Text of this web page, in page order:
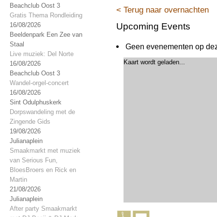
Beachclub Oost 3
Gratis Thema Rondleiding
16/08/2026
Beeldenpark Een Zee van
Staal
Live muziek: Del Norte
16/08/2026
Beachclub Oost 3
Wandel-orgel-concert
16/08/2026
Sint Odulphuskerk
Dorpswandeling met de
Zingende Gids
19/08/2026
Julianaplein
Smaakmarkt met muziek
van Serious Fun,
BloesBroers en Rick en
Martin
21/08/2026
Julianaplein
After party Smaakmarkt
< Terug naar overnachten
Upcoming Events
Geen evenementen op
Kaart wordt geladen...